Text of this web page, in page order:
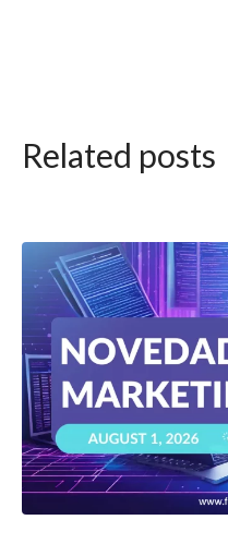
Related posts